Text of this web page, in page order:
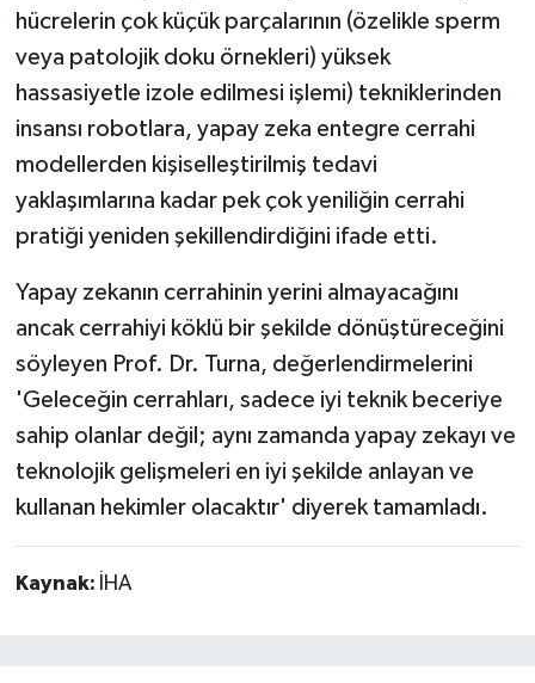
hücrelerin çok küçük parçalarının (özelikle sperm
veya patolojik doku örnekleri) yüksek
hassasiyetle izole edilmesi işlemi) tekniklerinden
insansı robotlara, yapay zeka entegre cerrahi
modellerden kişiselleştirilmiş tedavi
yaklaşımlarına kadar pek çok yeniliğin cerrahi
pratiği yeniden şekillendirdiğini ifade etti.
Yapay zekanın cerrahinin yerini almayacağını
ancak cerrahiyi köklü bir şekilde dönüştüreceğini
söyleyen Prof. Dr. Turna, değerlendirmelerini
'Geleceğin cerrahları, sadece iyi teknik beceriye
sahip olanlar değil; aynı zamanda yapay zekayı ve
teknolojik gelişmeleri en iyi şekilde anlayan ve
kullanan hekimler olacaktır' diyerek tamamladı.
Kaynak: İHA